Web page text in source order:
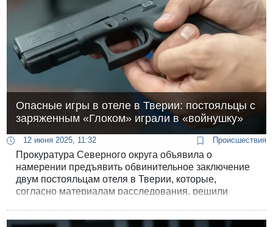
Опасные игры в отеле в Тверии: постояльцы с
заряженным «Глоком» играли в «войнушку»
12 июня 2025, 11:32 Происшествия
Прокуратура Северного округа объявила о
намерении предъявить обвинительное заключение
двум постояльцам отеля в Тверии, которые,
согласно материалам расследования, решили